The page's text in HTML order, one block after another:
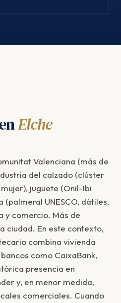
Elche
Valenciana (más de
del calzado (clúster
juguete (Onil-Ibi
UNESCO, dátiles,
y comercio. Más de
ciudad. En este contexto,
combina vivienda
como CaixaBank,
presencia en
y, en menor medida,
comerciales. Cuando